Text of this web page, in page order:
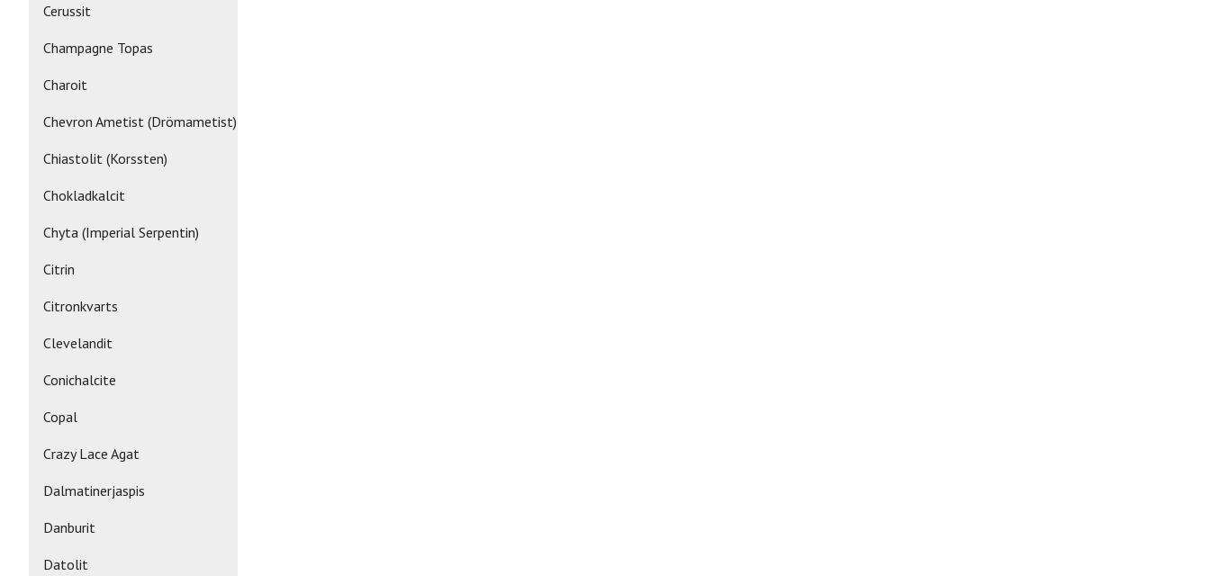
Cerussit
Champagne Topas
Charoit
Chevron Ametist (Drömametist)
Chiastolit (Korssten)
Chokladkalcit
Chyta (Imperial Serpentin)
Citrin
Citronkvarts
Clevelandit
Conichalcite
Copal
Crazy Lace Agat
Dalmatinerjaspis
Danburit
Datolit